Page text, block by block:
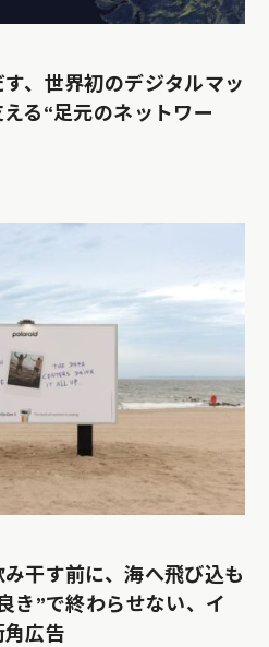
、世界初のデジタルマッ
る“足元のネットワー
み干す前に、海へ飛び込も
き”で終わらせない、イ
広告